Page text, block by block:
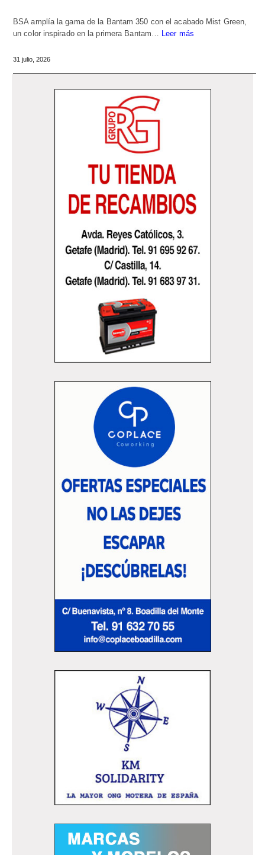
BSA amplía la gama de la Bantam 350 con el acabado Mist Green,
un color inspirado en la primera Bantam… Leer más
31 julio, 2026